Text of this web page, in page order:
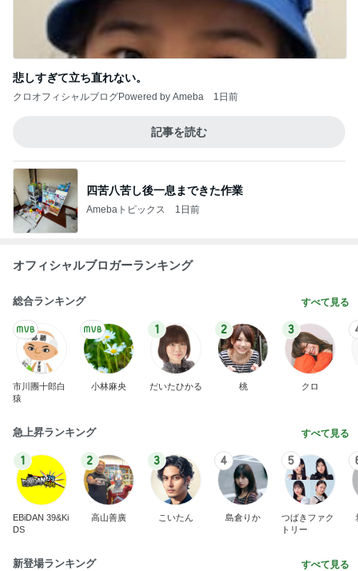
悲しすぎて立ち直れない。
クロオフィシャルブログPowered by Ameba 1日前
記事を読む
四苦八苦し後一息まできた作業
Amebaトピックス 1日前
オフィシャルブロガーランキング
総合ランキング すべて見る
市川團十郎白
猿
小林麻央
1
だいたひかる
2
桃
3
クロ
急上昇ランキング すべて見る
1
EBiDAN 39&Ki
DS
2
高山善廣
3
こいたん
4
島倉りか
5
つばきファク
トリー
新登場ランキング すべて見る